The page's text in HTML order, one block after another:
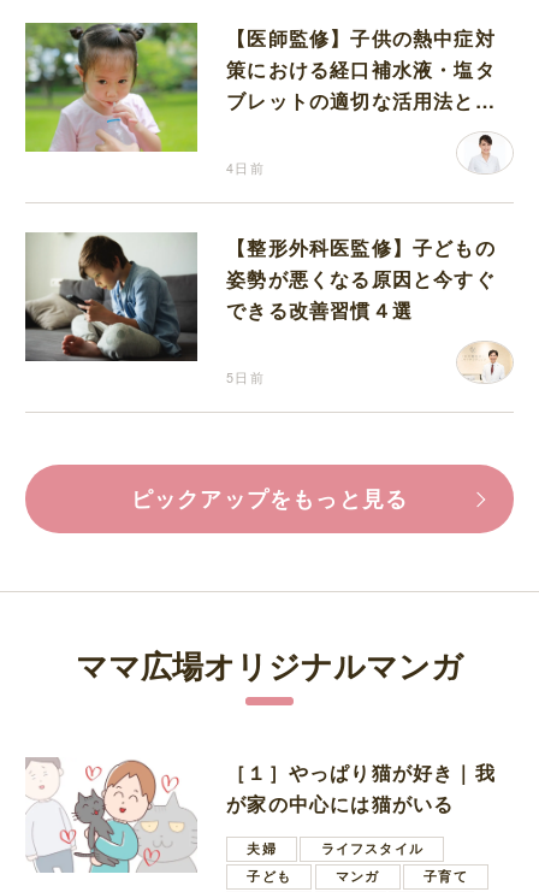
【医師監修】子供の熱中症対
策における経口補水液・塩タ
ブレットの適切な活用法と水
4日前
【整形外科医監修】子どもの
姿勢が悪くなる原因と今すぐ
できる改善習慣４選
5日前
ピックアップをもっと見る
ママ広場オリジナルマンガ
［１］やっぱり猫が好き｜我
が家の中心には猫がいる
夫婦
ライフスタイル
子ども
マンガ
子育て